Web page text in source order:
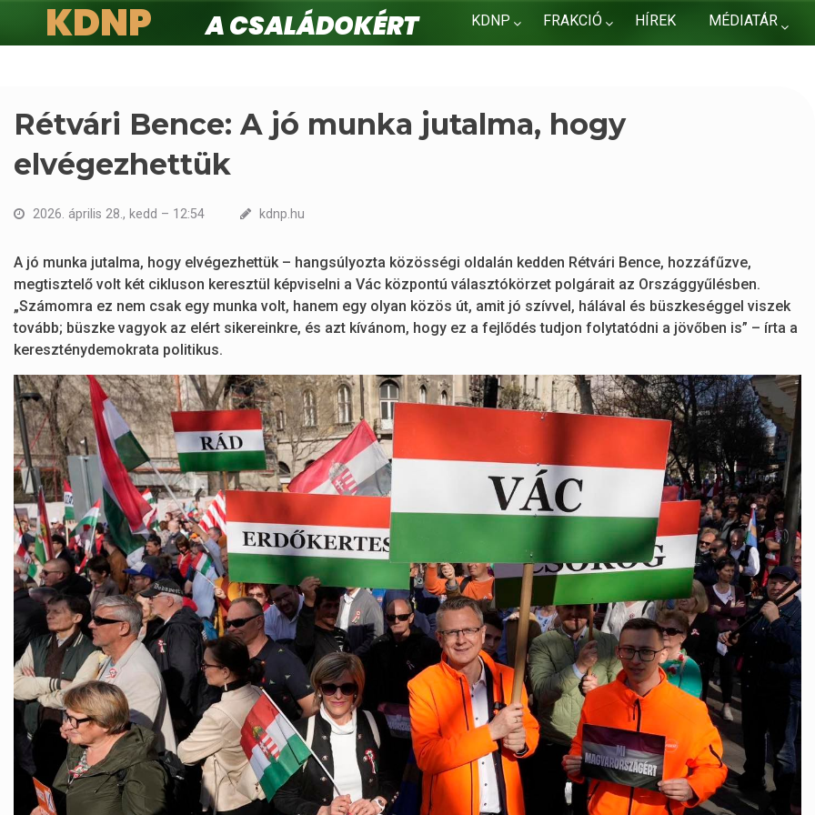
KDNP FRAKCIÓ HÍREK MÉDIATÁR
KDNP
A családokért.
Rétvári Bence: A jó munka jutalma, hogy
elvégezhettük
2026. április 28., kedd – 12:54 kdnp.hu
A jó munka jutalma, hogy elvégezhettük – hangsúlyozta közösségi oldalán kedden Rétvári Bence, hozzáfűzve,
megtisztelő volt két cikluson keresztül képviselni a Vác központú választókörzet polgárait az Országgyűlésben.
„Számomra ez nem csak egy munka volt, hanem egy olyan közös út, amit jó szívvel, hálával és büszkeséggel viszek
tovább; büszke vagyok az elért sikereinkre, és azt kívánom, hogy ez a fejlődés tudjon folytatódni a jövőben is” – írta a
kereszténydemokrata politikus.